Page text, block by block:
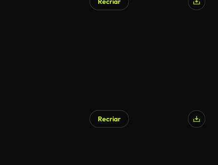
Recriar